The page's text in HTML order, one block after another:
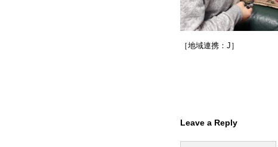
［地域連携：J］
Leave a Reply